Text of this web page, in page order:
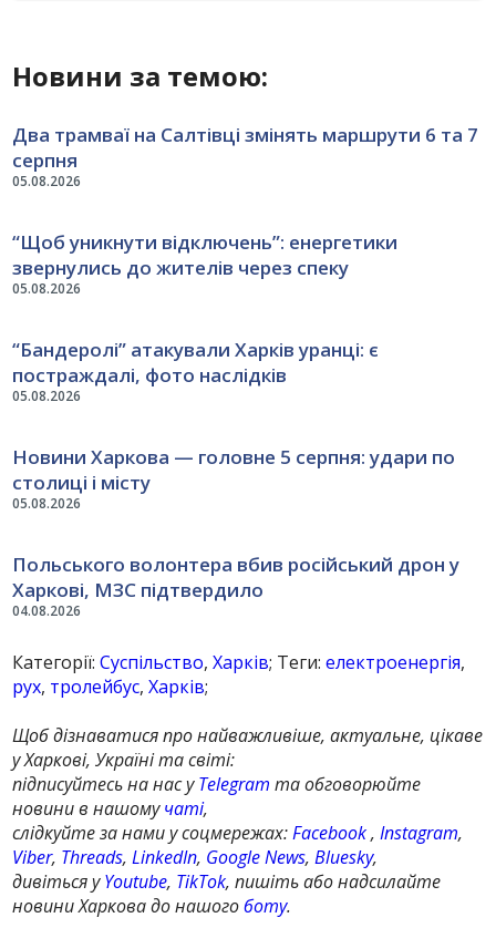
Новини за темою:
05.08.2026
Два трамваї на Салтівці змінять маршрути 6 та 7
серпня
05.08.2026
“Щоб уникнути відключень”: енергетики
звернулись до жителів через спеку
05.08.2026
“Бандеролі” атакували Харків уранці: є
постраждалі, фото наслідків
05.08.2026
Новини Харкова — головне 5 серпня: удари по
столиці і місту
04.08.2026
Польського волонтера вбив російський дрон у
Харкові, МЗС підтвердило
Категорії:Суспільство,Харків; Теги:електроенергія,
рух, тролейбус,Харків;
Щоб дізнаватися про найважливіше, актуальне, цікаве
у Харкові, Україні та світі:
підписуйтесь на нас уTelegram та обговорюйте
новини в нашомучаті,
слідкуйте за нами у соцмережах:Facebook,Instagram,
Viber, Threads,LinkedIn, Google News,Bluesky,
дивіться уYoutube, TikTok, пишіть або надсилайте
новини Харкова до нашогоботу.